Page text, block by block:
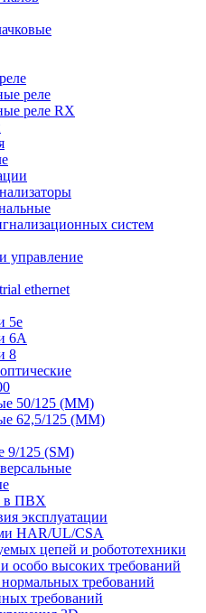
реле
реле RX
систем
управление
ethernet
5е
6A
8
50/125 (ММ)
62,5/125 (ММ)
9/125 (SM)
в ПВХ
эксплуатации
HAR/UL/CSA
цепей и робототехники
особо высоких требований
требований
требований